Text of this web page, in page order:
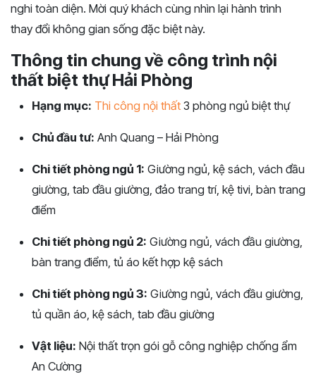
nghi toàn diện. Mời quý khách cùng nhìn lại hành trình
thay đổi không gian sống đặc biệt này.
Thông tin chung về công trình nội
thất biệt thự Hải Phòng
Hạng mục: Thi công nội thất 3 phòng ngủ biệt thự
Chủ đầu tư: Anh Quang – Hải Phòng
Chi tiết phòng ngủ 1: Giường ngủ, kệ sách, vách đầu
giường, tab đầu giường, đảo trang trí, kệ tivi, bàn trang
điểm
Chi tiết phòng ngủ 2: Giường ngủ, vách đầu giường,
bàn trang điểm, tủ áo kết hợp kệ sách
Chi tiết phòng ngủ 3: Giường ngủ, vách đầu giường,
tủ quần áo, kệ sách, tab đầu giường
Vật liệu: Nội thất trọn gói gỗ công nghiệp chống ẩm
An Cường